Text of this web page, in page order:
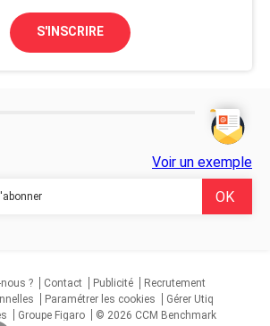
S'INSCRIRE
Voir un exemple
?
Contact Publicité
Recrutement
Paramétrer les cookies
Gérer Utiq
Groupe Figaro © 2026 CCM Benchmark